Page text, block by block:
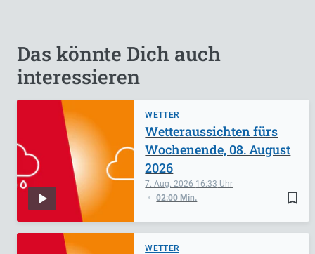
Das könnte Dich auch
interessieren
WETTER
bookmark_border
7. Aug. 2026 16:33
02:00 Min.
Wetteraussichten fürs
Wochenende, 08. August
2026
WETTER